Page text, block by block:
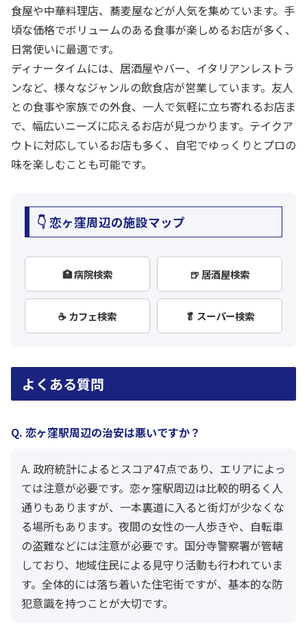
食屋や中華料理店、蕎麦屋などが人気を集めています。手
頃な価格でボリュームのある食事が楽しめるお店が多く、
日常使いに最適です。
ディナータイムには、居酒屋やバー、イタリアンレストラ
ンなど、様々なジャンルの飲食店が営業しています。友人
との食事や家族での外食、一人で気軽に立ち寄れるお店ま
で、幅広いニーズに応えるお店が見つかります。テイクア
ウトに対応しているお店も多く、自宅でゆっくりとプロの
味を楽しむことも可能です。
👇 恋ヶ窪周辺の施設マップ
🏥 病院検索 🍺 居酒屋検索
☕ カフェ検索 🥬 スーパー検索
よくある質問
Q. 恋ヶ窪駅周辺の治安は悪いですか？
A. 政府統計によるとスコア47点であり、エリアによっ
ては注意が必要です。恋ヶ窪駅周辺は比較的明るく人
通りもありますが、一本裏道に入ると街灯が少なくな
る場所もあります。夜間の女性の一人歩きや、自転車
の盗難などには注意が必要です。国分寺警察署が管轄
しており、地域住民による見守り活動も行われていま
す。全体的には落ち着いた住宅街ですが、基本的な防
犯意識を持つことが大切です。